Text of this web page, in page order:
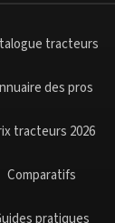
tracteurs
des pros
tracteurs 2026
Comparatifs
pratiques